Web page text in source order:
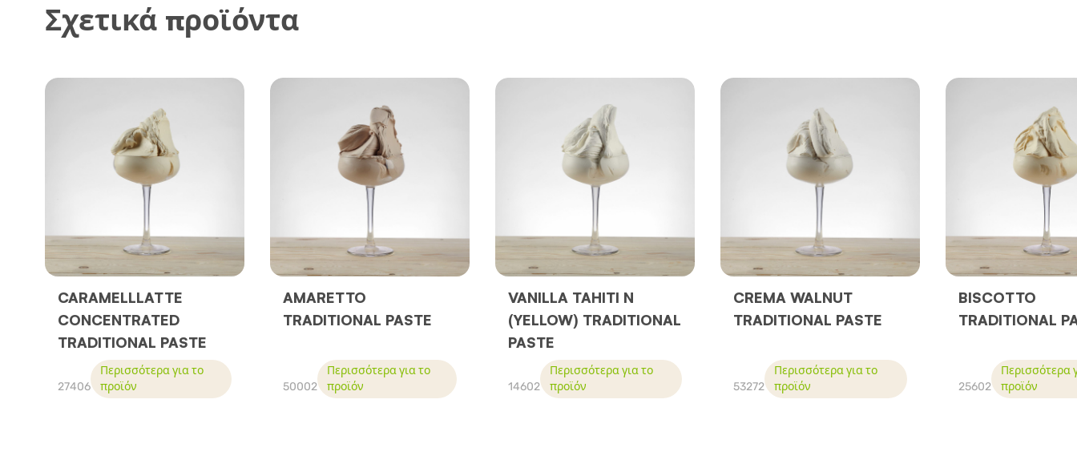
Σχετικά προϊόντα
CARAMELLLATTE
CONCENTRATED
TRADITIONAL PASTE
27406
Περισσότερα για το
προϊόν
AMARETTO
TRADITIONAL PASTE
50002
Περισσότερα για το
προϊόν
VANILLA TAHITI N
(YELLOW) TRADITIONAL
PASTE
14602
Περισσότερα για το
προϊόν
CREMA WALNUT
TRADITIONAL PASTE
53272
Περισσότερα για το
προϊόν
BISCOTTO
TRADITIONAL
25602
Περισσότερα
προϊόν